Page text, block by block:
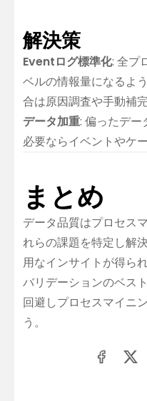
解決策
Eventログ標準化: 全プ
ベルの情報量になるよ
合は原因調査や手動補
データ加重: 偏ったデー
必要ならイベントやケ
まとめ
データ品質はプロセス
れらの課題を特定し解
用なインサイトが得ら
バリデーションのベス
回避しプロセスマイニ
う。